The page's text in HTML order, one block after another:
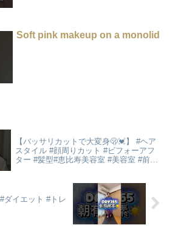
Soft pink makeup on a monolid
【バッサリカットで大変身🫢💓】 #ヘア
スタイル #顔周りカット #ビフォーアフ
ター #髪型#恵比寿美容室 #美容室 #前髪
ダイエット #トレ